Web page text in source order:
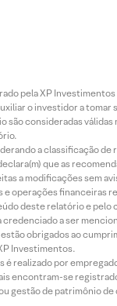
pela XP
o investidor a
consideradas válidas
a classificação
que as
a modificações sem
operações financeiras
deste relatório e pelo
a ser
obrigados ao
Investimentos.
realizado por
encontram-se
gestão de patrimônio